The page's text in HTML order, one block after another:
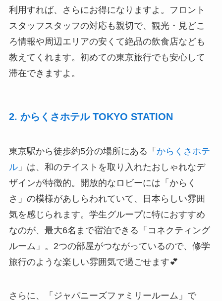
利用すれば、さらにお得になりますよ。フロント
スタッフスタッフの対応も親切で、観光・見どこ
ろ情報や周辺エリアの安くて絶品の飲食店なども
教えてくれます。初めての東京旅行でも安心して
滞在できますよ。
2. からくさホテル TOKYO STATION
東京駅から徒歩約5分の場所にある「 からくさホテ
ル」は、和のテイストを取り入れたおしゃれなデ
ザインが特徴的。開放的なロビーには「からく
さ」の模様があしらわれていて、日本らしい雰囲
気を感じられます。学生グループに特におすすめ
なのが、最大6名まで宿泊できる「コネクティング
ルーム」。2つの部屋がつながっているので、修学
旅行のような楽しい雰囲気で過ごせます💕
さらに、「ジャパニーズファミリールーム」で